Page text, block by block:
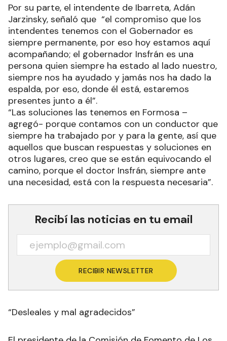
Por su parte, el intendente de Ibarreta, Adán
Jarzinsky, señaló que “el compromiso que los
intendentes tenemos con el Gobernador es
siempre permanente, por eso hoy estamos aquí
acompañando; el gobernador Insfrán es una
persona quien siempre ha estado al lado nuestro,
siempre nos ha ayudado y jamás nos ha dado la
espalda, por eso, donde él está, estaremos
presentes junto a él”.
“Las soluciones las tenemos en Formosa –
agregó- porque contamos con un conductor que
siempre ha trabajado por y para la gente, así que
aquellos que buscan respuestas y soluciones en
otros lugares, creo que se están equivocando el
camino, porque el doctor Insfrán, siempre ante
una necesidad, está con la respuesta necesaria”.
Recibí las noticias en tu email
RECIBIR NEWSLETTER
“Desleales y mal agradecidos”